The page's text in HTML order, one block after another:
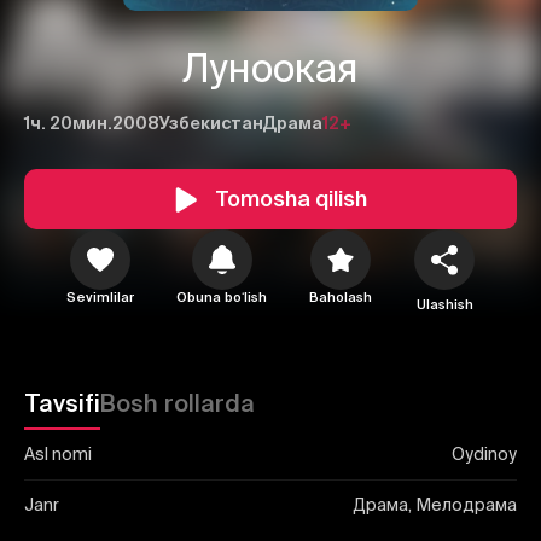
Луноокая
1ч. 20мин.2008УзбекистанДрама12+
Tomosha qilish
Sevimlilar Obuna boʻlish Baholash Ulashish
TavsifiBosh rollarda
Asl nomi Oydinoy
Janr Драма, Мелодрама
1 2
Yuborish